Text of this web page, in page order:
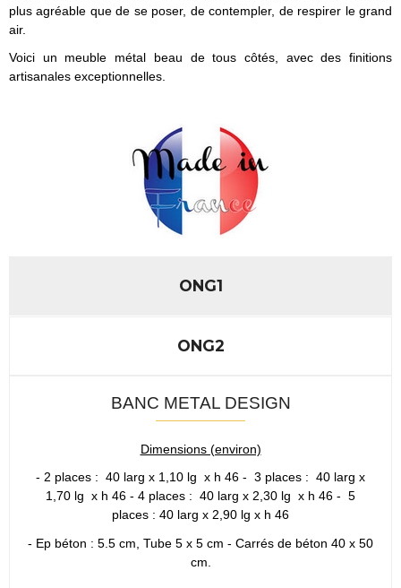
plus agréable que de se poser, de contempler, de respirer le grand
air.
Voici un meuble métal beau de tous côtés, avec des finitions
artisanales exceptionnelles.
ONG1
ONG2
BANC METAL DESIGN
Dimensions (environ)
- 2 places : 40 larg x 1,10 lg x h 46 - 3 places : 40 larg x
1,70 lg x h 46 - 4 places : 40 larg x 2,30 lg x h 46 - 5
places : 40 larg x 2,90 lg x h 46
- Ep béton : 5.5 cm, Tube 5 x 5 cm - Carrés de béton 40 x 50
cm.